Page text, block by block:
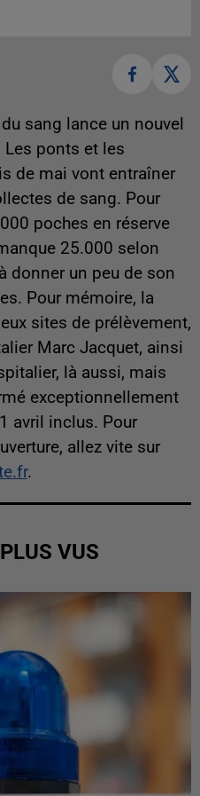
sang lance un nouvel
ponts et les
de mai vont entraîner
de sang. Pour
poches en réserve
25.000 selon
donner un peu de son
Pour mémoire, la
sites de prélèvement,
Marc Jacquet, ainsi
là aussi, mais
exceptionnellement
avril inclus. Pour
allez vite sur
.
VUS